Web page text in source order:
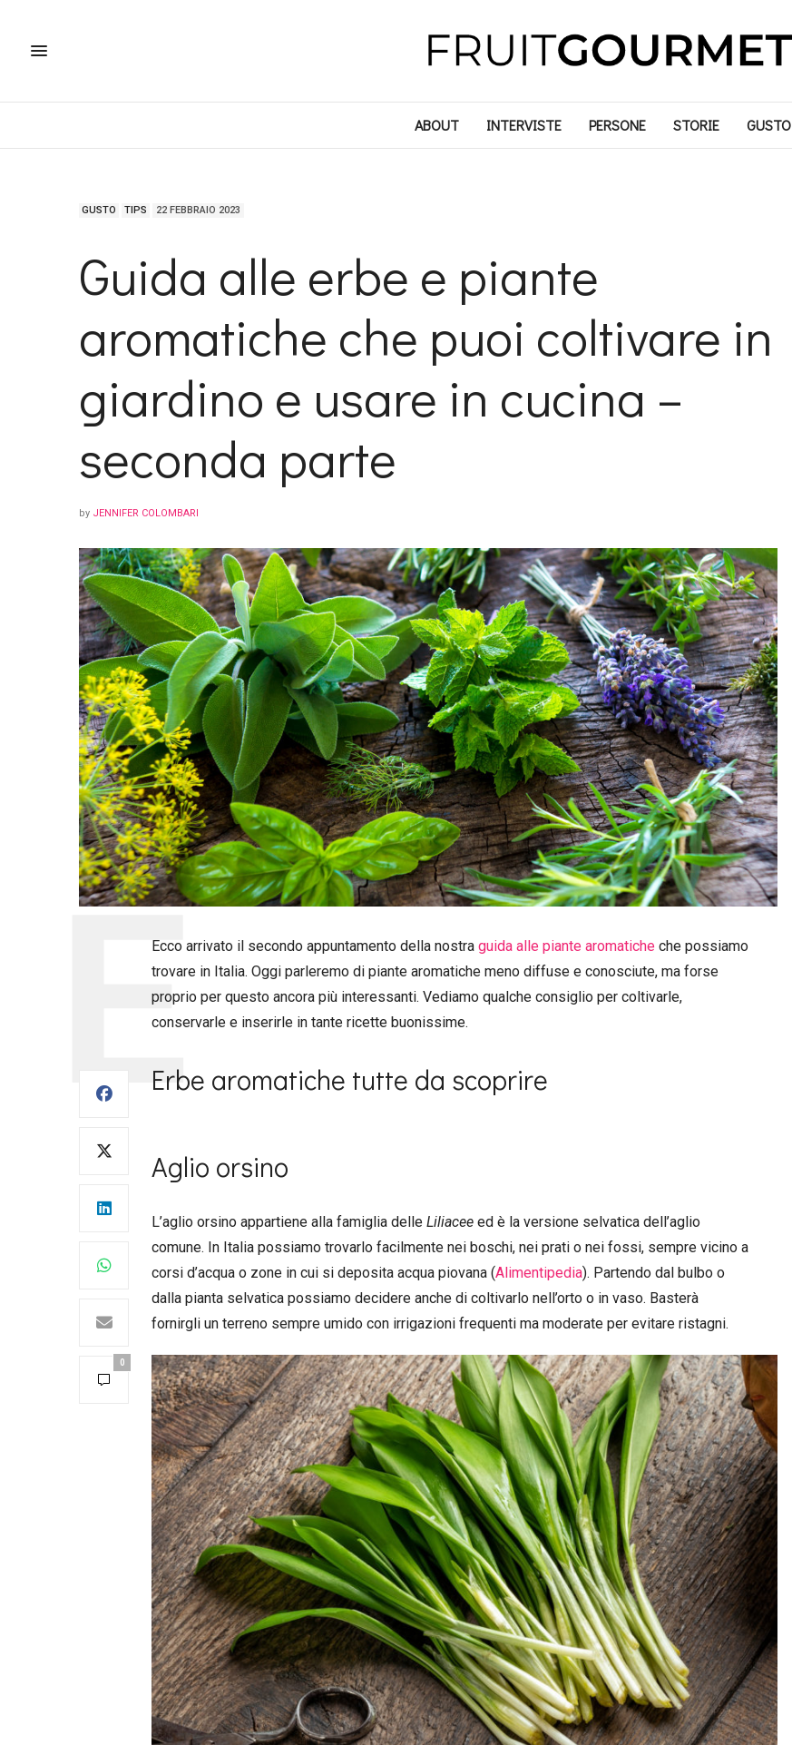
ABOUT INTERVISTE PERSONE STORIE GUSTO
GUSTO TIPS 22 FEBBRAIO 2023
Guida alle erbe e piante
aromatiche che puoi coltivare in
giardino e usare in cucina –
seconda parte
by JENNIFER COLOMBARI
0
Ecco arrivato il secondo appuntamento della nostra guida alle piante aromatiche che possiamo
trovare in Italia. Oggi parleremo di piante aromatiche meno diffuse e conosciute, ma forse
proprio per questo ancora più interessanti. Vediamo qualche consiglio per coltivarle,
conservarle e inserirle in tante ricette buonissime.
Erbe aromatiche tutte da scoprire
Aglio orsino
L’aglio orsino appartiene alla famiglia delle Liliacee ed è la versione selvatica dell’aglio
comune. In Italia possiamo trovarlo facilmente nei boschi, nei prati o nei fossi, sempre vicino a
corsi d’acqua o zone in cui si deposita acqua piovana (Alimentipedia). Partendo dal bulbo o
dalla pianta selvatica possiamo decidere anche di coltivarlo nell’orto o in vaso. Basterà
fornirgli un terreno sempre umido con irrigazioni frequenti ma moderate per evitare ristagni.